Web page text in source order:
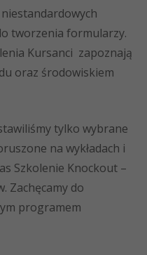
tworzenia formularzy.
Kursanci zapoznają
oraz środowiskiem
tylko wybrane
na wykładach i
Szkolenie Knockout –
Zachęcamy do
programem